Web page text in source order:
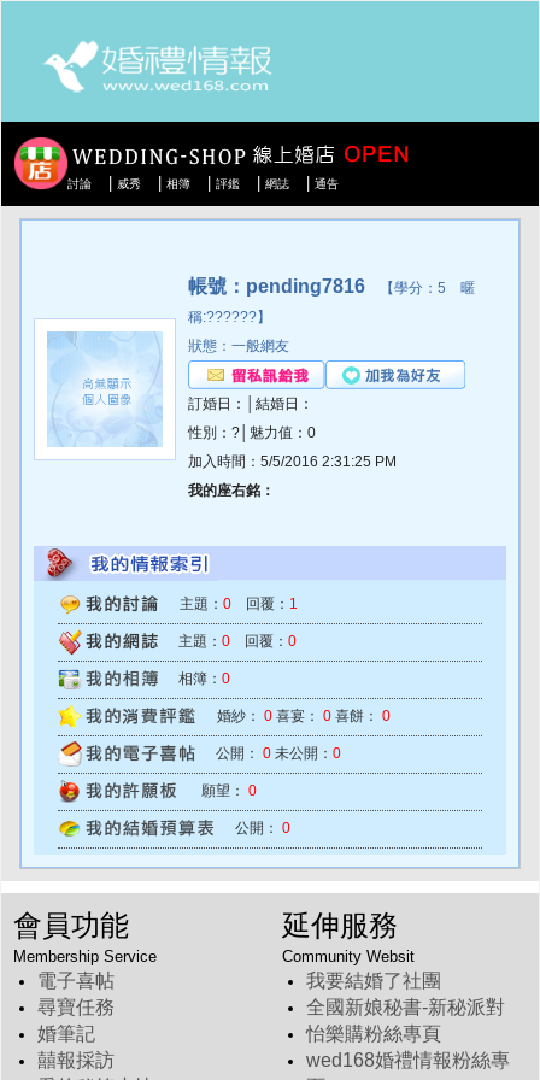
討論 威秀 相簿 評鑑 網誌 通告
帳號：pending7816 【學分：5 暱
稱:??????】
狀態：一般網友
訂婚日：│結婚日：
性別：?│魅力值：0
加入時間：5/5/2016 2:31:25 PM
我的座右銘：
主題： 0 回覆： 1
主題： 0 回覆： 0
相簿： 0
婚紗： 0 喜宴： 0 喜餅： 0
公開： 0 未公開： 0
願望： 0
公開： 0
會員功能
Membership Service
電子喜帖
尋寶任務
婚筆記
囍報採訪
延伸服務
Community Websit
我要結婚了社團
全國新娘秘書-新秘派對
怡樂購粉絲專頁
wed168婚禮情報粉絲專